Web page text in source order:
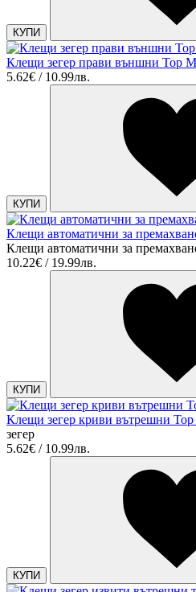
КУПИ
Клещи зегер прави външни Top
5.62€ / 10.99лв.
КУПИ
Клещи автоматични за
Клещи автоматични за
10.22€ / 19.99лв.
КУПИ
Клещи зегер криви вътрешни
зегер
5.62€ / 10.99лв.
КУПИ